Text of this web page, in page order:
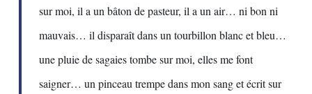
sur moi, il a un bâton de pasteur, il a un air… ni bon ni
mauvais… il disparaît dans un tourbillon blanc et bleu…
une pluie de sagaies tombe sur moi, elles me font
saigner… un pinceau trempe dans mon sang et écrit sur